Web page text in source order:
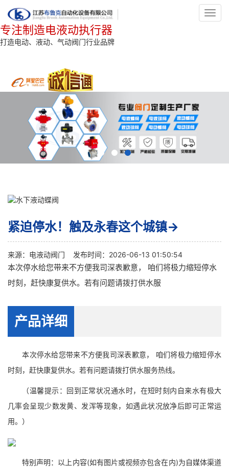
专注制造电液动执行器
打造电动、液动、气动阀门行业品牌
紧迫停水！触及永春这个城镇→
来源： 电液动阀门 发布时间：2026-06-13 01:50:54
本次停水给您带来不方便我司深表歉意， 咱们将极力缩短停水
时刻，赶快康复供水。若有问题请拨打供水服
产品详细
本次停水给您带来不方便我司深表歉意， 咱们将极力缩短停水
时刻，赶快康复供水。若有问题请拨打供水服务热线。
（温馨提示：回到正常状况通水时，在短时刻内自来水有极大
几率会呈现少数发黄、发浑等现象，如遇此状况放净后即可正常运
用。）
特别声明：以上内容(如有图片或视频亦包含在内)为自媒体渠道